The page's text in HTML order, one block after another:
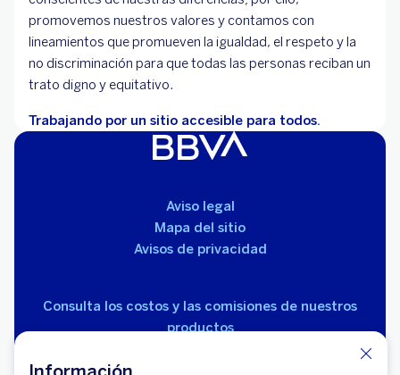
promovemos nuestros valores y contamos con
lineamientos que promueven la igualdad, el respeto y la
no discriminación para que todas las personas reciban un
trato digno y equitativo.
Trabajando por un sitio accesible para todos.
Aviso legal
Mapa del sitio
Avisos de privacidad
Consulta los costos y las comisiones de nuestros
productos